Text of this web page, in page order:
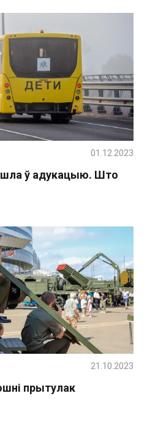
ў адукацыю. Што
01.12.2023
прытулак
21.10.2023